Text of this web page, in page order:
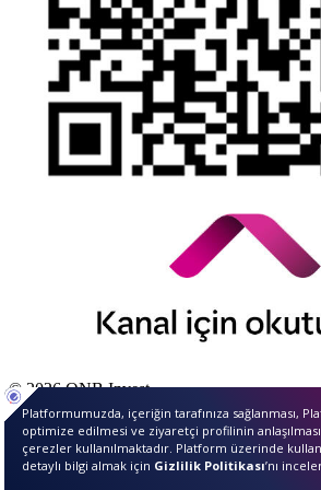
© 2026 QNB Invest,
QNBiştirakidir.